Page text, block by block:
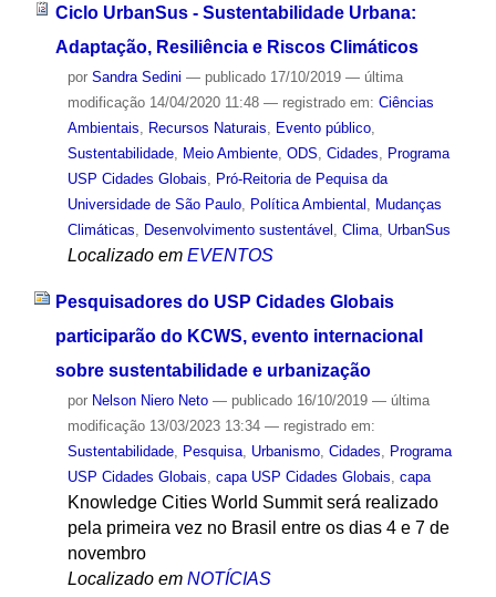
Ciclo UrbanSus - Sustentabilidade Urbana:
Adaptação, Resiliência e Riscos Climáticos
por Sandra Sedini — publicado17/10/2019 — última
modificação14/04/2020 11:48 — registrado em: Ciências
Ambientais
Recursos Naturais Evento público,
Sustentabilidade, Meio Ambiente, ODS Cidades
Programa
USP Cidades Globais
Pró-Reitoria de Pequisa da
Universidade de São Paulo, Política Ambiental
Mudanças
Climáticas
Desenvolvimento sustentável Clima, UrbanSus
Localizado em EVENTOS
Pesquisadores do USP Cidades Globais
participarão do KCWS, evento internacional
sobre sustentabilidade e urbanização
por Nelson Niero Neto — publicado16/10/2019 — última
modificação13/03/2023 13:34 — registrado em:
Sustentabilidade, Pesquisa, Urbanismo, Cidades, Programa
USP Cidades Globais, capa USP Cidades Globais, capa
Knowledge Cities World Summit será realizado
pela primeira vez no Brasil entre os dias 4 e 7 de
novembro
Localizado em NOTÍCIAS